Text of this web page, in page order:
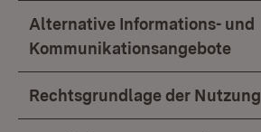
Alternative Informations- und
Kommunikationsangebote
Rechtsgrundlage der Nutzung